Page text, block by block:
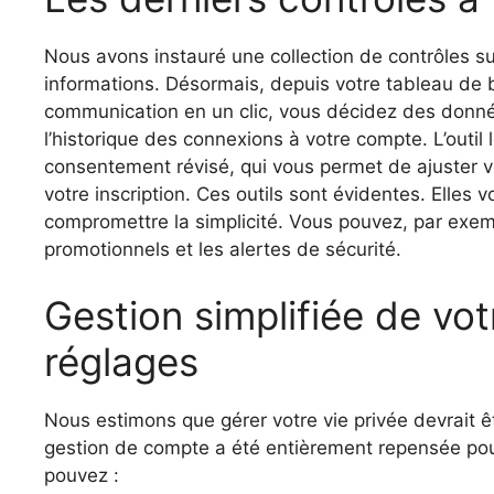
Nous avons instauré une collection de contrôles
informations. Désormais, depuis votre tableau
communication en un clic, vous décidez des
l’historique des connexions à votre compte.
consentement révisé, qui vous permet de ajuster
votre inscription. Ces outils sont évidentes. Elles
compromettre la simplicité. Vous pouvez, par
promotionnels et les alertes de sécurité.
Gestion simplifiée de
réglages
Nous estimons que gérer votre vie privée devrait
gestion de compte a été entièrement repensée
pouvez :